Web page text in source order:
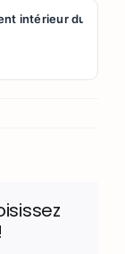
intérieur du